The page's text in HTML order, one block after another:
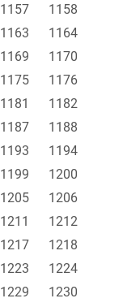
1157
1158
1163
1164
1169
1170
1175
1176
1181
1182
1187
1188
1193
1194
1199
1200
1205
1206
1211
1212
1217
1218
1223
1224
1229
1230